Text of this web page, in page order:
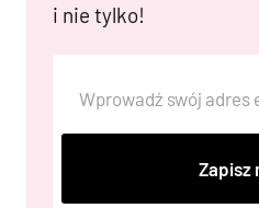
i nie tylko!
Zapisz